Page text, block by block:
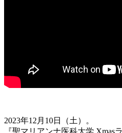
2023年12月10日（土）。
『聖マリアンナ医科大学 Xmas